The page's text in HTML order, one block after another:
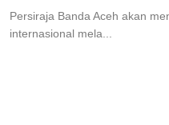
Persiraja Banda Aceh akan
internasional mela...